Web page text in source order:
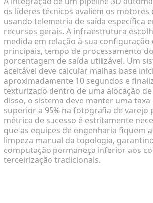
os líderes técnicos avaliem os motores
usando telemetria de saída específica
recursos gerais. A infraestrutura
medida em relação à sua
principais, tempo de processamento
porcentagem de saída utilizável. Um
aceitável deve calcular malhas base
aproximadamente 10 segundos e
texturizado dentro de uma alocação
disso, o sistema deve manter uma taxa
superior a 95% na fotografia de varejo
métrica de sucesso é estritamente
que as equipes de engenharia fiquem
limpeza manual da topologia,
computação permaneça inferior aos
terceirização tradicionais.